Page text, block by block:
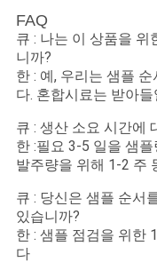
FAQ
큐 : 나는 이 상품을
니까?
한 : 예, 우리는 샘플
다. 혼합시료는 받아
큐 : 생산 소요 시간에
한 :필요 3-5 일을 샘
발주량을 위해 1-2 주
큐 : 당신은 샘플 순서
있습니까?
한 : 샘플 점검을 위한
다